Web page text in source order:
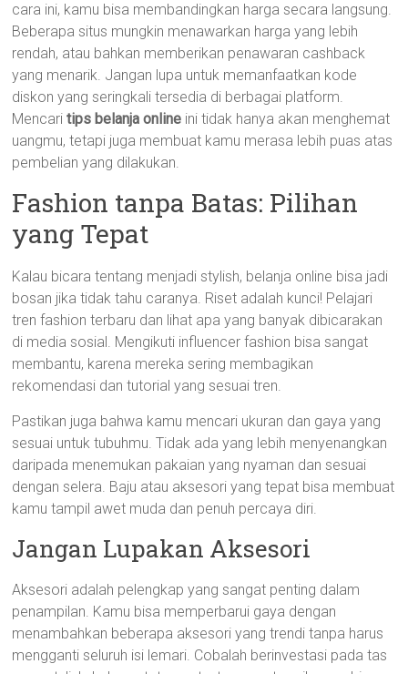
cara ini, kamu bisa membandingkan harga secara langsung.
Beberapa situs mungkin menawarkan harga yang lebih
rendah, atau bahkan memberikan penawaran cashback
yang menarik. Jangan lupa untuk memanfaatkan kode
diskon yang seringkali tersedia di berbagai platform.
Mencaritips belanja online ini tidak hanya akan menghemat
uangmu, tetapi juga membuat kamu merasa lebih puas atas
pembelian yang dilakukan.
Fashion tanpa Batas: Pilihan
yang Tepat
Kalau bicara tentang menjadi stylish, belanja online bisa jadi
bosan jika tidak tahu caranya. Riset adalah kunci! Pelajari
tren fashion terbaru dan lihat apa yang banyak dibicarakan
di media sosial. Mengikuti influencer fashion bisa sangat
membantu, karena mereka sering membagikan
rekomendasi dan tutorial yang sesuai tren.
Pastikan juga bahwa kamu mencari ukuran dan gaya yang
sesuai untuk tubuhmu. Tidak ada yang lebih menyenangkan
daripada menemukan pakaian yang nyaman dan sesuai
dengan selera. Baju atau aksesori yang tepat bisa membuat
kamu tampil awet muda dan penuh percaya diri.
Jangan Lupakan Aksesori
Aksesori adalah pelengkap yang sangat penting dalam
penampilan. Kamu bisa memperbarui gaya dengan
menambahkan beberapa aksesori yang trendi tanpa harus
mengganti seluruh isi lemari. Cobalah berinvestasi pada tas